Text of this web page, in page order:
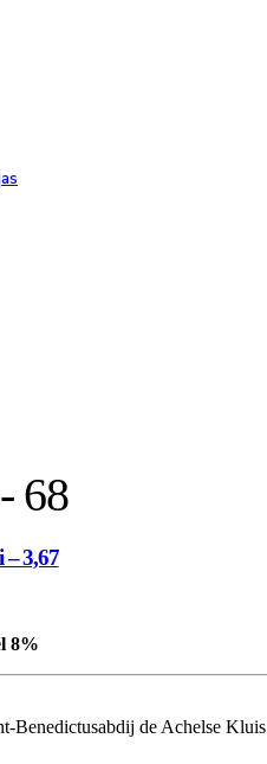
68
3,67
8%
Benedictusabdij de Achelse Kluis